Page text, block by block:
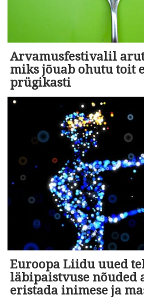
Arvamusfestivalil
miks jõuab ohutu toit
prügikasti
Euroopa Liidu uued
läbipaistvuse nõuded
eristada inimese ja